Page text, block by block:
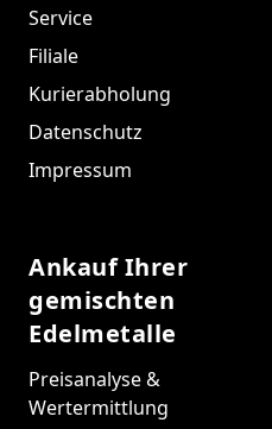
Service
Filiale
Kurierabholung
Datenschutz
Impressum
Ankauf Ihrer
gemischten
Edelmetalle
Preisanalyse &
Wertermittlung